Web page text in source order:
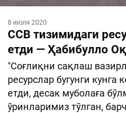
8 июля 2020
ССВ тизимидаги
етди — Ҳабибулло
"Соғлиқни сақлаш
ресурслар бугунги кунга
етди, десак муболаға
ўринларимиз тўлган,